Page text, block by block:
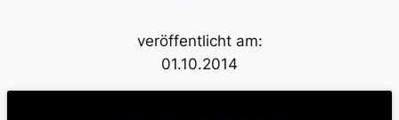
veröffentlicht am:
01.10.2014